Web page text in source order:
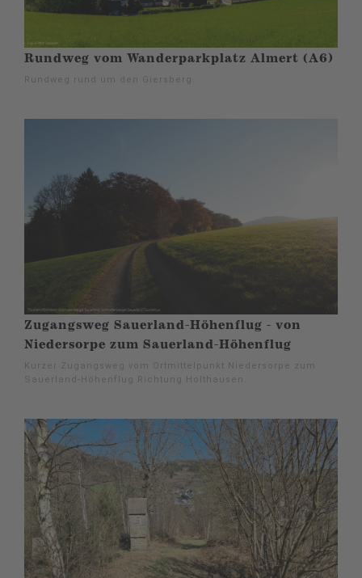
Rundweg vom Wanderparkplatz Almert (A6)
Rundweg rund um den Giersberg.
Zugangsweg Sauerland-Höhenflug - von
Niedersorpe zum Sauerland-Höhenflug
Kurzer Zugangsweg vom Ortmittelpunkt Niedersorpe zum
Sauerland-Höhenflug Richtung Holthausen.